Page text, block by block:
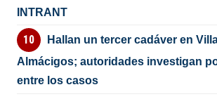
INTRANT
Hallan un tercer cadáver en
Almácigos; autoridades investigan
entre los casos